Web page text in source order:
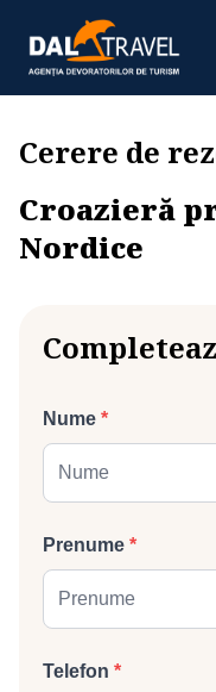
Cerere de
Croazieră
Nordice
Nume *
Prenume *
Telefon *